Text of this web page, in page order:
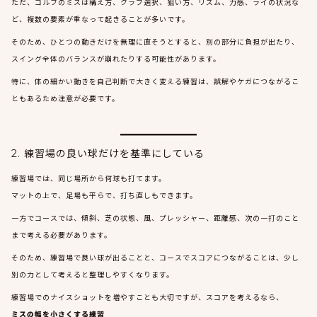
ただ、ゴルフのミスは構え方、クラブ選択、狙い方、リズム、力感、ライの状況な
ど、複数の要素が重なって起きることが多いです。
そのため、ひとつの動きだけを無理に直そうとすると、別の部分に負担が出たり、
スイング全体のバランスが崩れたりする可能性があります。
特に、体の細かい動きを自己判断で大きく変える練習は、誤解やケガにつながるこ
ともあるため注意が必要です。
2. 練習場の良い球だけを基準にしている
練習場では、同じ場所から何球も打てます。
マットの上で、足場も平らで、打ち直しもできます。
一方でコースでは、傾斜、芝の状態、風、プレッシャー、距離感、次の一打のこと
まで考える必要があります。
そのため、練習場で良い球が出ることと、コースでスコアにつながることは、少し
別の力として考えると整理しやすくなります。
練習場でのナイスショットを増やすことも大切ですが、スコアを考えるなら、
ミスの幅を小さくする練習